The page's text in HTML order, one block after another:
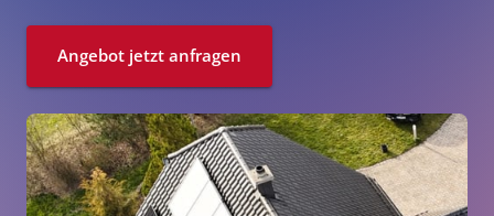
Angebot jetzt anfragen